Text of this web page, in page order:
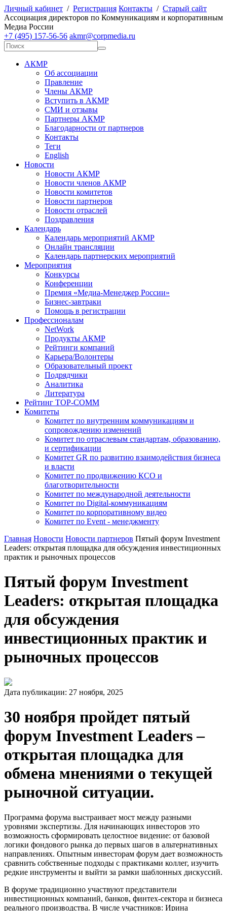
Личный кабинет / Регистрация Контакты / Старый сайт
Ассоциация директоров по Коммуникациям и корпоративным
Медиа России
+7 (495) 157-56-56 akmr@corpmedia.ru
АКМР
Об ассоциации
Правление
Члены АКМР
Вступить в АКМР
СМИ и отзывы
Партнеры АКМР
Благодарности от партнеров
Контакты
Теги
English
Новости
Новости АКМР
Новости членов АКМР
Новости комитетов
Новости партнеров
Новости отраслей
Поздравления
Календарь
Календарь мероприятий АКМР
Онлайн трансляции
Календарь партнерских мероприятий
Мероприятия
Конкурсы
Конференции
Премия «Медиа-Менеджер России»
Бизнес-завтраки
Помощь в регистрации
Профессионалам
NetWork
Продукты АКМР
Рейтинги компаний
Карьера/Волонтеры
Образовательный проект
Подрядчики
Аналитика
Литература
Рейтинг TOP-COMM
Комитеты
Комитет по внутренним коммуникациям и
сопровождению изменений
Комитет по отраслевым стандартам, образованию,
и сертификации
Комитет GR по развитию взаимодействия бизнеса
и власти
Комитет по продвижению КСО и
благотворительности
Комитет по международной деятельности
Комитет по Digital-коммуникациям
Комитет по корпоративному видео
Комитет по Event - менеджменту
Главная Новости Новости партнеров Пятый форум Investment
Leaders: открытая площадка для обсуждения инвестиционных
практик и рыночных процессов
Пятый форум Investment
Leaders: открытая площадка
для обсуждения
инвестиционных практик и
рыночных процессов
Дата публикации: 27 ноября, 2025
30 ноября пройдет пятый
форум Investment Leaders –
открытая площадка для
обмена мнениями о текущей
рыночной ситуации.
Программа форума выстраивает мост между разными
уровнями экспертизы. Для начинающих инвесторов это
возможность сформировать целостное видение: от базовой
логики фондового рынка до первых шагов в альтернативных
направлениях. Опытным инвесторам форум дает возможность
сравнить собственные подходы с практиками коллег, изучить
редкие инструменты и выйти за рамки шаблонных дискуссий.
В форуме традиционно участвуют представители
инвестиционных компаний, банков, финтех-сектора и бизнеса
реального производства. В числе участников: Ирина